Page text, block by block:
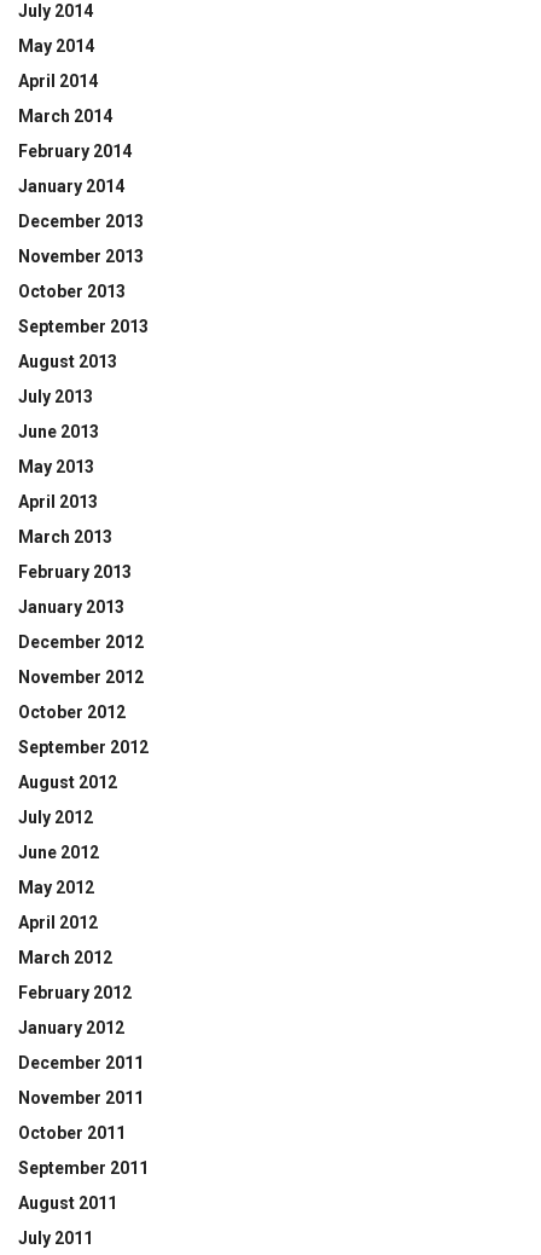
July 2014
May 2014
April 2014
March 2014
February 2014
January 2014
December 2013
November 2013
October 2013
September 2013
August 2013
July 2013
June 2013
May 2013
April 2013
March 2013
February 2013
January 2013
December 2012
November 2012
October 2012
September 2012
August 2012
July 2012
June 2012
May 2012
April 2012
March 2012
February 2012
January 2012
December 2011
November 2011
October 2011
September 2011
August 2011
July 2011